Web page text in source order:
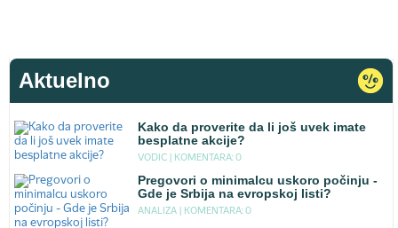
Aktuelno
Kako da proverite da li još uvek imate
besplatne akcije?
VODIC | KOMENTARA: 0
Pregovori o minimalcu uskoro počinju -
Gde je Srbija na evropskoj listi?
ANALIZA | KOMENTARA: 0